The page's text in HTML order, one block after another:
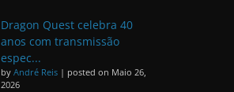
Dragon Quest celebra 40
anos com transmissão
espec...
by André Reis | posted on Maio 26,
2026